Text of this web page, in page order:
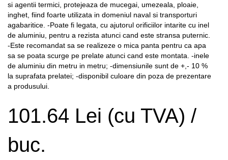
si agentii termici, protejeaza de mucegai, umezeala, ploaie,
inghet, fiind foarte utilizata in domeniul naval si transporturi
agabaritice. -Poate fi legata, cu ajutorul orificiilor intarite cu inel
de aluminiu, pentru a rezista atunci cand este stransa puternic.
-Este recomandat sa se realizeze o mica panta pentru ca apa
sa se poata scurge pe prelate atunci cand este montata. -inele
de aluminiu din metru in metru; -dimensiunile sunt de +,- 10 %
la suprafata prelatei; -disponibil culoare din poza de prezentare
a produsului.
101.64 Lei (cu TVA) /
buc.